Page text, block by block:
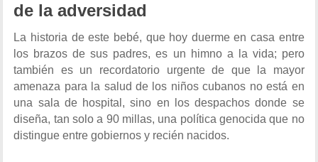
de la adversidad
La historia de este bebé, que hoy duerme en casa entre
los brazos de sus padres, es un himno a la vida; pero
también es un recordatorio urgente de que la mayor
amenaza para la salud de los niños cubanos no está en
una sala de hospital, sino en los despachos donde se
diseña, tan solo a 90 millas, una política genocida que no
distingue entre gobiernos y recién nacidos.